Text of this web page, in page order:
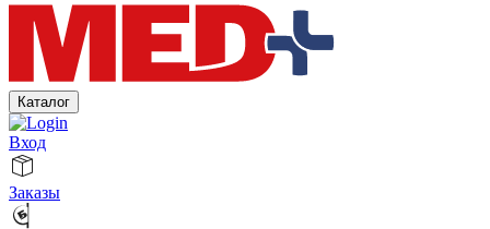
Каталог
Вход
Заказы